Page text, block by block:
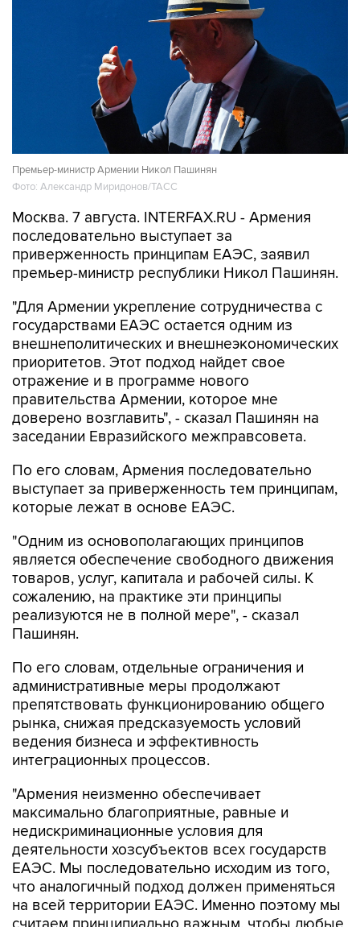
Премьер-министр Армении Никол Пашинян
Фото: Александр Миридонов/ТАСС
Москва. 7 августа. INTERFAX.RU - Армения
последовательно выступает за
приверженность принципам ЕАЭС, заявил
премьер-министр республики Никол Пашинян.
"Для Армении укрепление сотрудничества с
государствами ЕАЭС остается одним из
внешнеполитических и внешнеэкономических
приоритетов. Этот подход найдет свое
отражение и в программе нового
правительства Армении, которое мне
доверено возглавить", - сказал Пашинян на
заседании Евразийского межправсовета.
По его словам, Армения последовательно
выступает за приверженность тем принципам,
которые лежат в основе ЕАЭС.
"Одним из основополагающих принципов
является обеспечение свободного движения
товаров, услуг, капитала и рабочей силы. К
сожалению, на практике эти принципы
реализуются не в полной мере", - сказал
Пашинян.
По его словам, отдельные ограничения и
административные меры продолжают
препятствовать функционированию общего
рынка, снижая предсказуемость условий
ведения бизнеса и эффективность
интеграционных процессов.
"Армения неизменно обеспечивает
максимально благоприятные, равные и
недискриминационные условия для
деятельности хозсубъектов всех государств
ЕАЭС. Мы последовательно исходим из того,
что аналогичный подход должен применяться
на всей территории ЕАЭС. Именно поэтому мы